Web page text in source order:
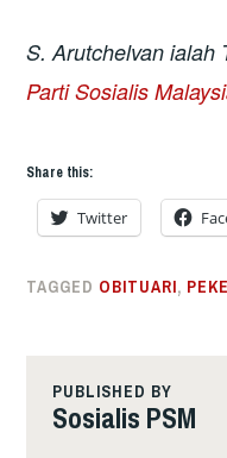
S. Arutchelvan ialah
Parti Sosialis
Share this:
Twitter
TAGGED OBITUARI,
PUBLISHED BY
Sosialis PSM